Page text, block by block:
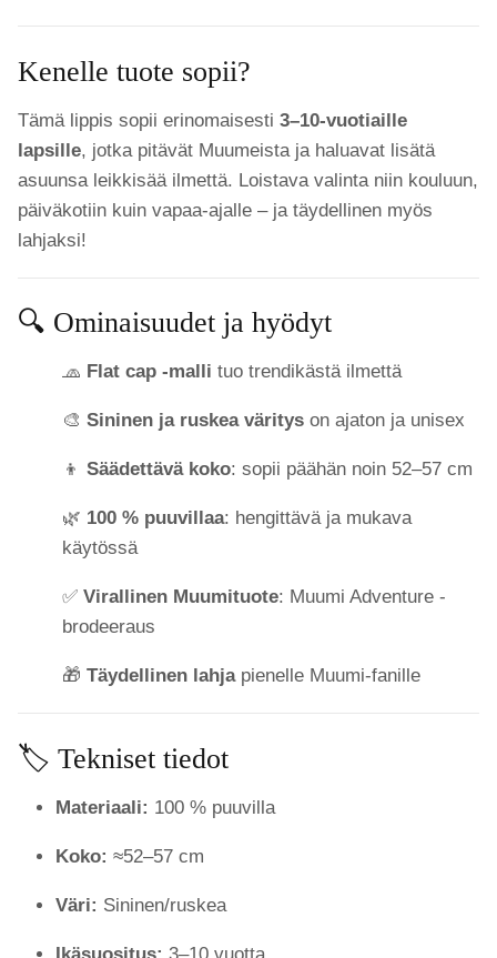
Kenelle tuote sopii?
Tämä lippis sopii erinomaisesti 3–10-vuotiaille
lapsille, jotka pitävät Muumeista ja haluavat lisätä
asuunsa leikkisää ilmettä. Loistava valinta niin kouluun,
päiväkotiin kuin vapaa-ajalle – ja täydellinen myös
lahjaksi!
🔍 Ominaisuudet ja hyödyt
🧢 Flat cap -malli tuo trendikästä ilmettä
🎨 Sininen ja ruskea väritys on ajaton ja unisex
👦 Säädettävä koko: sopii päähän noin 52–57 cm
🌿 100 % puuvillaa: hengittävä ja mukava
käytössä
✅ Virallinen Muumituote: Muumi Adventure -
brodeeraus
🎁 Täydellinen lahjapienelle Muumi-fanille
🏷️ Tekniset tiedot
Materiaali: 100 % puuvilla
Koko: ≈52–57 cm
Väri: Sininen/ruskea